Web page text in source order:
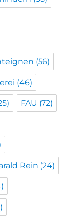
(56)
(46)
FAU (72)
Rein (24)